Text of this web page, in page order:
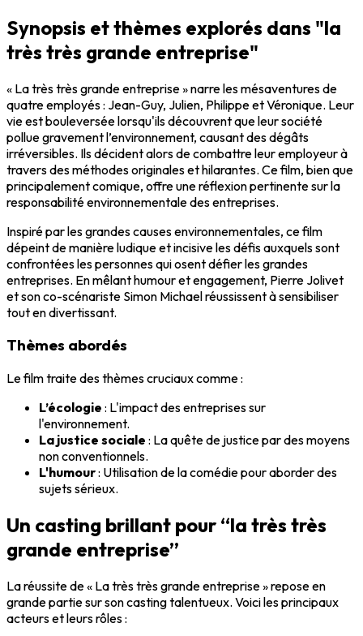
Synopsis et thèmes explorés dans "la
très très grande entreprise"
« La très très grande entreprise » narre les mésaventures de
quatre employés : Jean-Guy, Julien, Philippe et Véronique. Leur
vie est bouleversée lorsqu'ils découvrent que leur société
pollue gravement l’environnement, causant des dégâts
irréversibles. Ils décident alors de combattre leur employeur à
travers des méthodes originales et hilarantes. Ce film, bien que
principalement comique, offre une réflexion pertinente sur la
responsabilité environnementale des entreprises.
Inspiré par les grandes causes environnementales, ce film
dépeint de manière ludique et incisive les défis auxquels sont
confrontées les personnes qui osent défier les grandes
entreprises. En mêlant humour et engagement, Pierre Jolivet
et son co-scénariste Simon Michael réussissent à sensibiliser
tout en divertissant.
Thèmes abordés
Le film traite des thèmes cruciaux comme :
L’écologie : L'impact des entreprises sur
l'environnement.
La justice sociale : La quête de justice par des moyens
non conventionnels.
L'humour: Utilisation de la comédie pour aborder des
sujets sérieux.
Un casting brillant pour “la très très
grande entreprise”
La réussite de « La très très grande entreprise » repose en
grande partie sur son casting talentueux. Voici les principaux
acteurs et leurs rôles :